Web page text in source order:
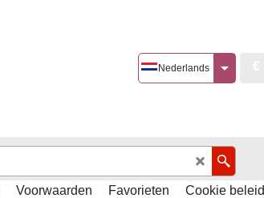
Nederlands
Voorwaarden Favorieten Cookie beleid